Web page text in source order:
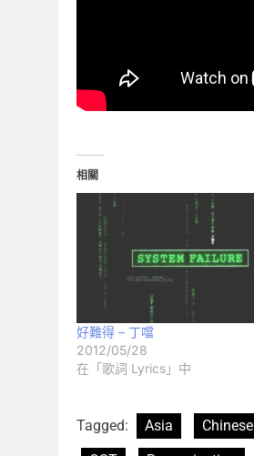
相關
好難得 – 丁噹
2012/05/28
在「歌詞 Lyrics」中
Tagged: Asia Chinese